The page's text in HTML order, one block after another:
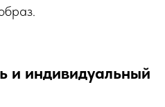
и индивидуальный